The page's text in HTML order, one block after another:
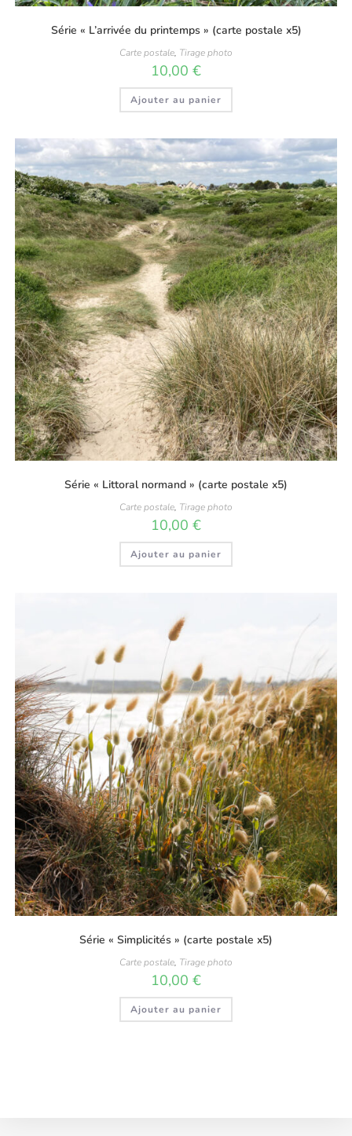
Série « L’arrivée du printemps » (carte postale x5)
Carte postale, Tirage photo
10,00 €
Ajouter au panier
Série « Littoral normand » (carte postale x5)
Carte postale, Tirage photo
10,00 €
Ajouter au panier
Série « Simplicités » (carte postale x5)
Carte postale, Tirage photo
10,00 €
Ajouter au panier